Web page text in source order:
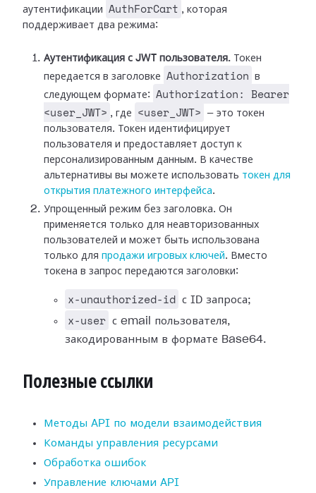
аутентификации
AuthForCart , которая
поддерживает два режима:
Аутентификация с JWT пользователя. Токен
передается в заголовке
Authorization
в
следующем формате:
Authorization: Bearer
<user_JWT> , где <user_JWT>
— это токен
пользователя. Токен идентифицирует
пользователя и предоставляет доступ к
персонализированным данным. В качестве
альтернативы вы можете использовать токен для
открытия платежного интерфейса.
Упрощенный режим без заголовка. Он
применяется только для неавторизованных
пользователей и может быть использована
только для продажи игровых ключей. Вместо
токена в запрос передаются заголовки:
x-unauthorized-id с ID запроса;
x-user с email пользователя,
закодированным в формате Base64.
Полезные ссылки
Методы API по модели взаимодействия
Команды управления ресурсами
Обработка ошибок
Управление ключами API